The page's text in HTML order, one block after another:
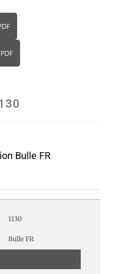
Bulle FR
1130
Bulle FR